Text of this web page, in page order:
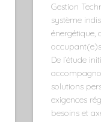
Gestion
système
énergétique,
De l’étude
solutions
exigences
besoins et